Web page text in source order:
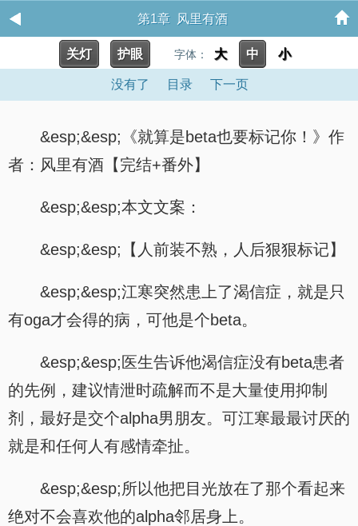
第1章 风里有酒
关灯 护眼 字体： 大 中 小
没有了 目录 下一页
&esp;&esp;《就算是beta也要标记你！》作
者：风里有酒【完结+番外】
&esp;&esp;本文文案：
&esp;&esp;【人前装不熟，人后狠狠标记】
&esp;&esp;江寒突然患上了渴信症，就是只
有oga才会得的病，可他是个beta。
&esp;&esp;医生告诉他渴信症没有beta患者
的先例，建议情泄时疏解而不是大量使用抑制
剂，最好是交个alpha男朋友。可江寒最最讨厌的
就是和任何人有感情牵扯。
&esp;&esp;所以他把目光放在了那个看起来
绝对不会喜欢他的alpha邻居身上。